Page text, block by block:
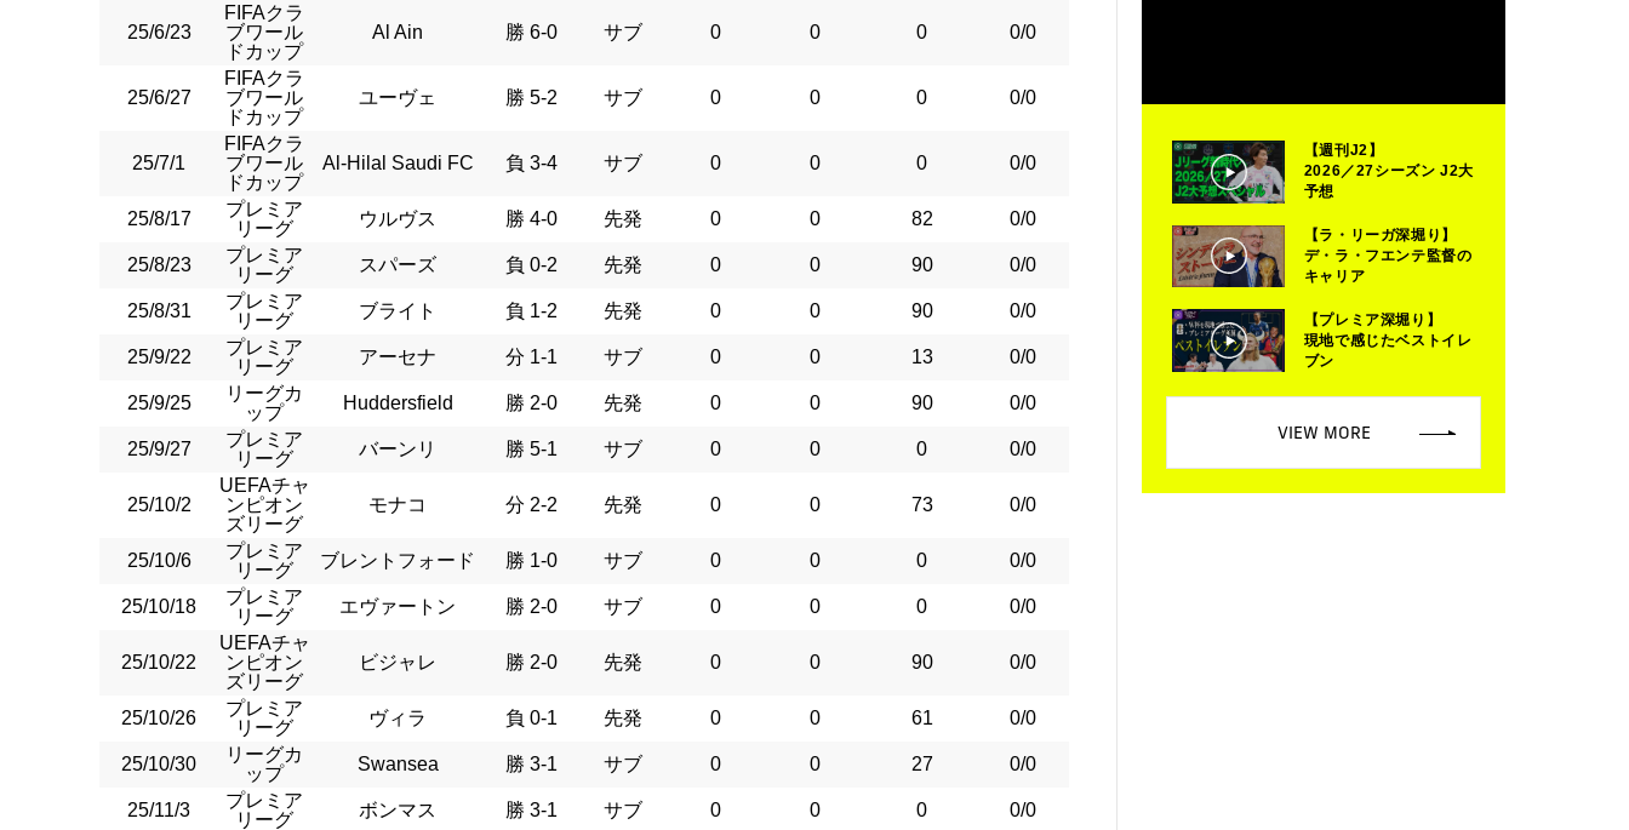
25/6/23
FIFAクラ
ブワール
ドカップ
Al Ain 勝 6-0 サブ 0 0 0 0/0
25/6/27
FIFAクラ
ブワール
ドカップ
ユーヴェ 勝 5-2 サブ 0 0 0 0/0
25/7/1
FIFAクラ
ブワール
ドカップ
Al-Hilal Saudi FC 負 3-4 サブ 0 0 0 0/0
25/8/17
プレミア
リーグ
ウルヴス 勝 4-0 先発 0 0 82 0/0
25/8/23
プレミア
リーグ
スパーズ 負 0-2 先発 0 0 90 0/0
25/8/31
プレミア
リーグ
ブライト 負 1-2 先発 0 0 90 0/0
25/9/22
プレミア
リーグ
アーセナ 分 1-1 サブ 0 0 13 0/0
25/9/25
リーグカ
ップ
Huddersfield 勝 2-0 先発 0 0 90 0/0
25/9/27
プレミア
リーグ
バーンリ 勝 5-1 サブ 0 0 0 0/0
25/10/2
UEFAチャ
ンピオン
ズリーグ
モナコ 分 2-2 先発 0 0 73 0/0
25/10/6
プレミア
リーグ
ブレントフォード 勝 1-0 サブ 0 0 0 0/0
25/10/18
プレミア
リーグ
エヴァートン 勝 2-0 サブ 0 0 0 0/0
25/10/22
UEFAチャ
ンピオン
ズリーグ
ビジャレ 勝 2-0 先発 0 0 90 0/0
25/10/26
プレミア
リーグ
ヴィラ 負 0-1 先発 0 0 61 0/0
25/10/30
リーグカ
ップ
Swansea 勝 3-1 サブ 0 0 27 0/0
25/11/3
プレミア
リーグ
ボンマス 勝 3-1 サブ 0 0 0 0/0
【週刊J2】
2026／27シーズン J2大
予想
【ラ・リーガ深堀り】
デ・ラ・フエンテ監督の
キャリア
【プレミア深堀り】
現地で感じたベストイレ
ブン
VIEW MORE